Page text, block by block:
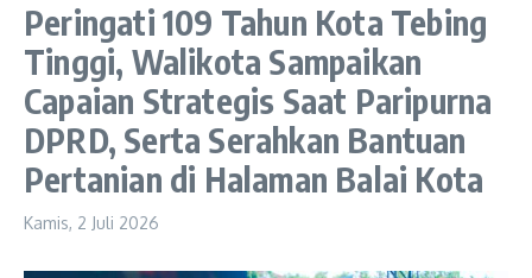
Peringati 109 Tahun Kota Tebing
Tinggi, Walikota Sampaikan
Capaian Strategis Saat Paripurna
DPRD, Serta Serahkan Bantuan
Pertanian di Halaman Balai Kota
Kamis, 2 Juli 2026